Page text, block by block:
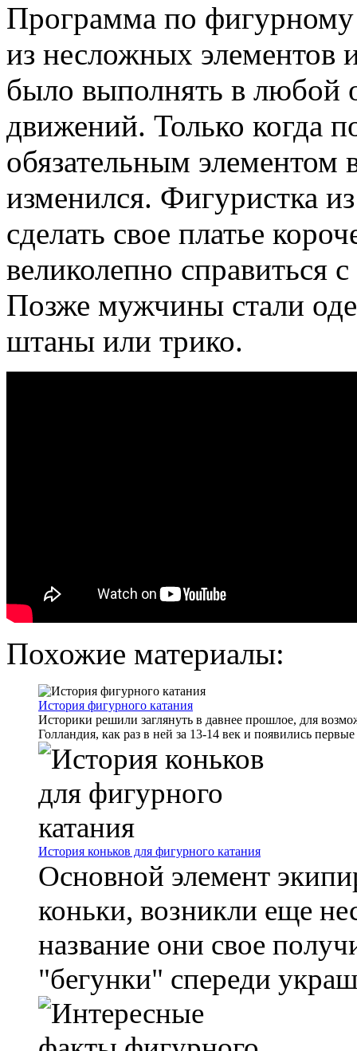
Программа по фигурному
из несложных
было выполнять в любой
движений. Только когда
обязательным
изменился. Фигуристка
сделать свое платье
великолепно справиться
Позже мужчины стали
штаны или трико.
Похожие материалы:
История фигурного катания
Историки решили заглянуть в давнее прошлое, для
Голландия, как раз в ней за 13-14 век и появились первые
История коньков для фигурного катания
Основной элемент
коньки, возникли еще
название они свое
"бегунки" спереди